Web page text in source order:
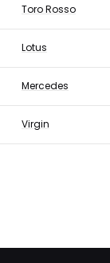
Toro Rosso
Lotus
Mercedes
Virgin